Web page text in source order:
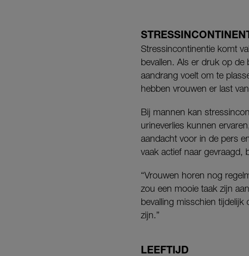
Stressincontinentie komt
bevallen. Als er druk op
aandrang voelt om te
hebben vrouwen er last
Bij mannen kan
urineverlies kunnen
aandacht voor in de pers
vaak actief naar gevraagd,
“Vrouwen horen nog
zou een mooie taak zijn
bevalling misschien
zijn.”
LEEFTIJD